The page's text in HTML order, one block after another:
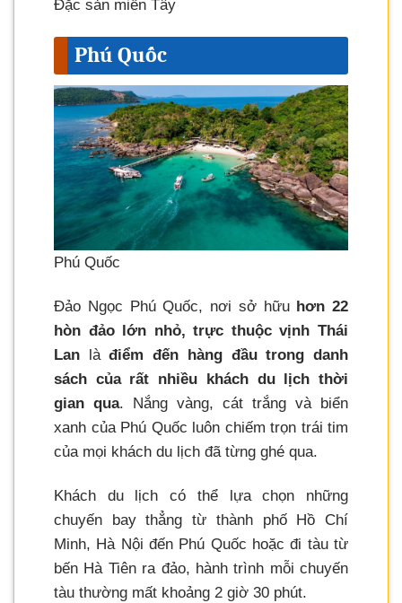
Đặc sản miền Tây
Phú Quốc
Phú Quốc
Đảo Ngọc Phú Quốc, nơi sở hữu hơn 22
hòn đảo lớn nhỏ, trực thuộc vịnh Thái
Lan làđiểm đến hàng đầu trong danh
sách của rất nhiều khách du lịch thời
gian qua. Nắng vàng, cát trắng và biển
xanh của Phú Quốc luôn chiếm trọn trái tim
của mọi khách du lịch đã từng ghé qua.
Khách du lịch có thể lựa chọn những
chuyến bay thẳng từ thành phố Hồ Chí
Minh, Hà Nội đến Phú Quốc hoặc đi tàu từ
bến Hà Tiên ra đảo, hành trình mỗi chuyến
tàu thường mất khoảng 2 giờ 30 phút.